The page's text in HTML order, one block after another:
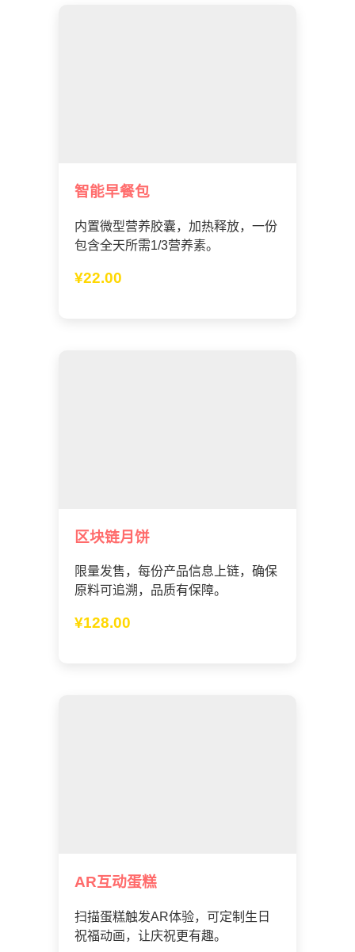
智能早餐包
内置微型营养胶囊，加热释放，一份
包含全天所需1/3营养素。
¥22.00
区块链月饼
限量发售，每份产品信息上链，确保
原料可追溯，品质有保障。
¥128.00
AR互动蛋糕
扫描蛋糕触发AR体验，可定制生日
祝福动画，让庆祝更有趣。